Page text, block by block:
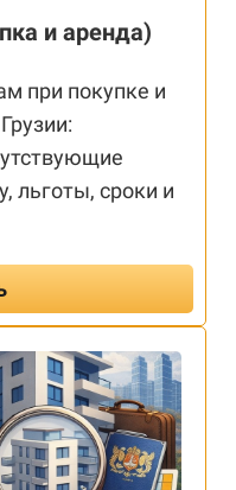
и аренда)
при покупке и
льготы, сроки и